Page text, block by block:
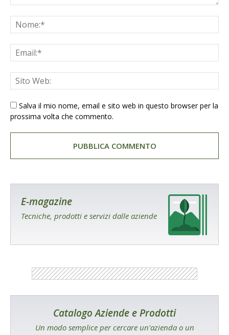
Salva il mio nome, email e sito web in questo browser per la
prossima volta che commento.
E-magazine
Tecniche, prodotti e servizi dalle aziende
Catalogo Aziende e Prodotti
Un modo semplice per cercare un'azienda o un